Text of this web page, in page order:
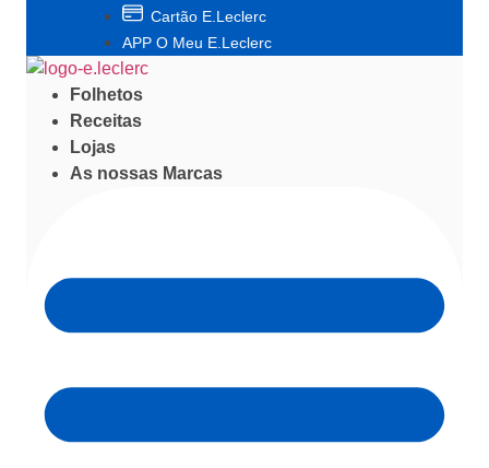
Cartão E.Leclerc
APP O Meu E.Leclerc
Folhetos
Receitas
Lojas
As nossas Marcas